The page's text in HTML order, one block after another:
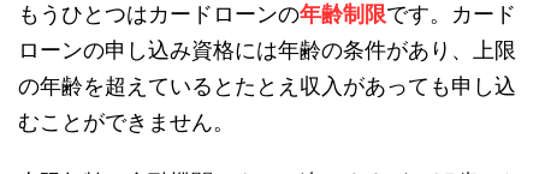
もうひとつはカードローンの年齢制限です。カード
ローンの申し込み資格には年齢の条件があり、上限
の年齢を超えているとたとえ収入があっても申し込
むことができません。